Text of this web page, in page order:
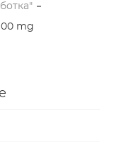
mg